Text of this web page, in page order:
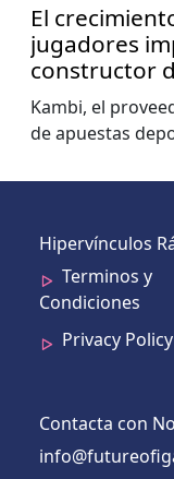
El
jugadores
constructor
niveles,
del Mundo
Kambi, el
de apuestas
Hipervínculos
Terminos y
Condiciones
Privacy Policy
Contacta con